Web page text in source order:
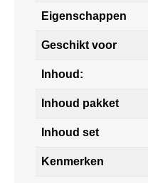
Eigenschappen
Geschikt voor
Inhoud:
Inhoud pakket
Inhoud set
Kenmerken